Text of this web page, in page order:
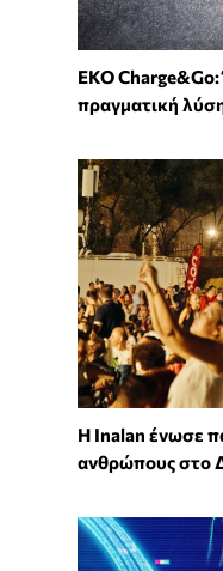
EKO
πραγματική
Η Inalan ένωσε
ανθρώπους στο